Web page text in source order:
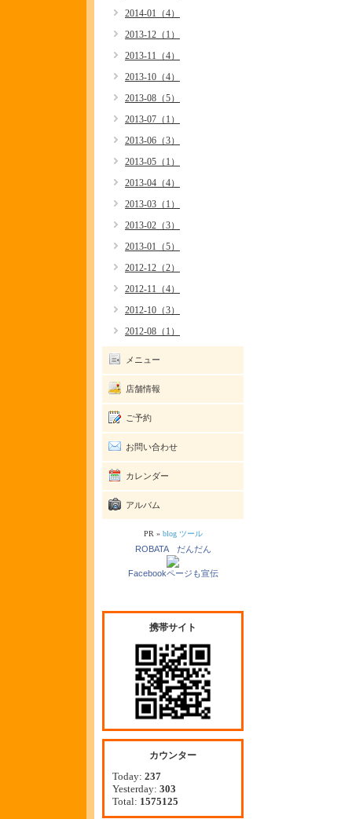
2014-01（4）
2013-12（1）
2013-11（4）
2013-10（4）
2013-08（5）
2013-07（1）
2013-06（3）
2013-05（1）
2013-04（4）
2013-03（1）
2013-02（3）
2013-01（5）
2012-12（2）
2012-11（4）
2012-10（3）
2012-08（1）
メニュー
店舗情報
ご予約
お問い合わせ
カレンダー
アルバム
PR » blog ツール
ROBATA だんだん
Facebookページも宣伝
携帯サイト
カウンター
Today: 237
Yesterday: 303
Total: 1575125